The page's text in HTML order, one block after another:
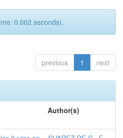
0.002 seconds).
previous 1 next
Author(s)